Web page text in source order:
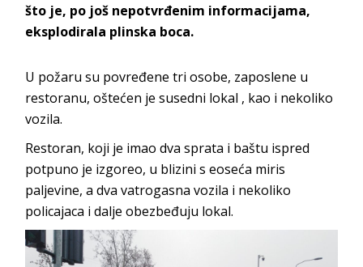
što je, po još nepotvrđenim informacijama,
eksplodirala plinska boca.
U požaru su povređene tri osobe, zaposlene u
restoranu, oštećen je susedni lokal , kao i nekoliko
vozila.
Restoran, koji je imao dva sprata i baštu ispred
potpuno je izgoreo, u blizini s eoseća miris
paljevine, a dva vatrogasna vozila i nekoliko
policajaca i dalje obezbeđuju lokal.